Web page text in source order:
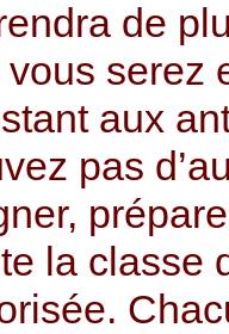
de
vous serez
aux
pas
la classe